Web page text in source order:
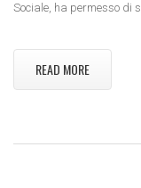
Sociale, ha permesso di
READ MORE